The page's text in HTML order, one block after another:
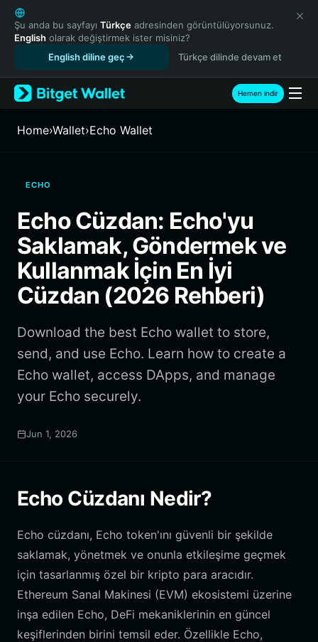
English
日本語
Tiếng Việt
Español (Latinoamérica)
Türkçe
Français
繁體中文
Bahasa Indonesia
ภาษาไทย
हिन्दी
Español
Português (Brasil)
Şu anda bu sayfayı Türkçe adresinden görüntülüyorsunuz.
English olarak değiştirmek ister misiniz?
English diline geç
Türkçe dilinde devam et
Hemen indir
Home›Wallet›Echo Wallet
ECHO
Echo Cüzdan: Echo'yu
Saklamak, Göndermek ve
Kullanmak İçin En İyi
Cüzdan (2026 Rehberi)
Download the best Echo wallet to store,
send, and use Echo. Learn how to create a
Echo wallet, access DApps, and manage
your Echo securely.
Jun 1, 2026
Echo Cüzdanı Nedir?
Echo cüzdanı, Echo token'ını güvenli bir şekilde
saklamak, yönetmek ve onunla etkileşime geçmek
için tasarlanmış özel bir kripto para aracıdır.
Ethereum Sanal Makinesi (EVM) ekosistemi üzerine
inşa edilen Echo, DeFi mekaniklerinin en güncel
keşiflerinden birini temsil eder. Özellikle Echo,